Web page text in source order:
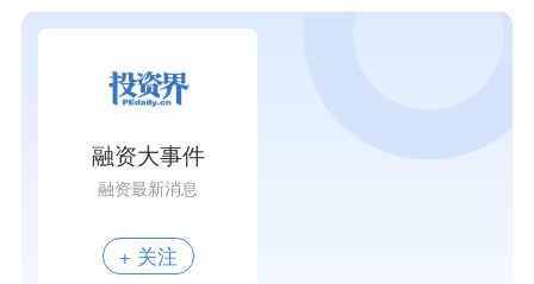
融资大事件
融资最新消息
+ 关注